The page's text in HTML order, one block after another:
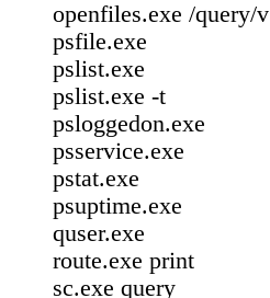
openfiles.exe /query/v
psfile.exe
pslist.exe
pslist.exe ‐t
psloggedon.exe
psservice.exe
pstat.exe
psuptime.exe
quser.exe
route.exe print
sc.exe query